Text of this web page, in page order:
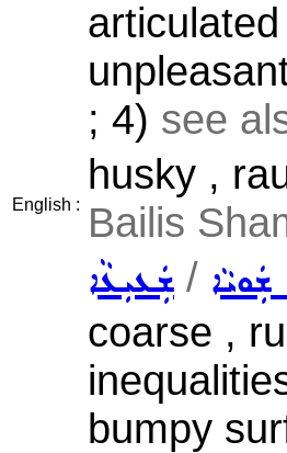
English :
; 4) see
husky ,
Bailis
ܫܲܥܝܼܥܵܐ /
coarse ,
bumpy